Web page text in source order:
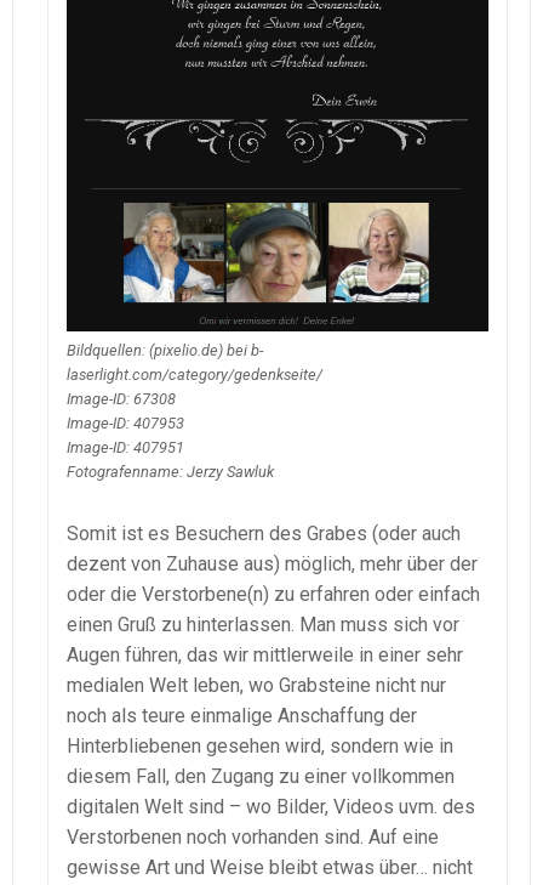
Bildquellen: (pixelio.de) bei b-
laserlight.com/category/gedenkseite/
Image-ID: 67308
Image-ID: 407953
Image-ID: 407951
Fotografenname: Jerzy Sawluk
Somit ist es Besuchern des Grabes (oder auch
dezent von Zuhause aus) möglich, mehr über der
oder die Verstorbene(n) zu erfahren oder einfach
einen Gruß zu hinterlassen. Man muss sich vor
Augen führen, das wir mittlerweile in einer sehr
medialen Welt leben, wo Grabsteine nicht nur
noch als teure einmalige Anschaffung der
Hinterbliebenen gesehen wird, sondern wie in
diesem Fall, den Zugang zu einer vollkommen
digitalen Welt sind – wo Bilder, Videos uvm. des
Verstorbenen noch vorhanden sind. Auf eine
gewisse Art und Weise bleibt etwas über… nicht